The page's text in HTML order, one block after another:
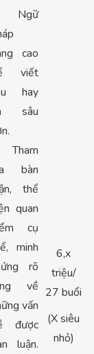
Ngữ
cao
viết
hay
sâu
bàn
thể
quan
cụ
minh
rõ
về
vấn
được
luận.
6,x
triệu/
27 buổi
(X siêu
nhỏ)